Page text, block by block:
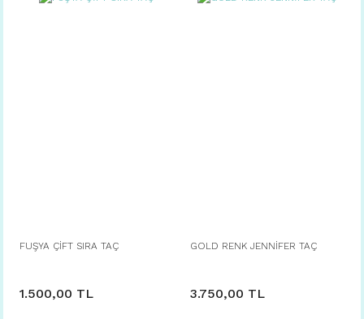
FUŞYA ÇİFT SIRA TAÇ
1.500,00 TL
GOLD RENK JENNİFER TAÇ
3.750,00 TL